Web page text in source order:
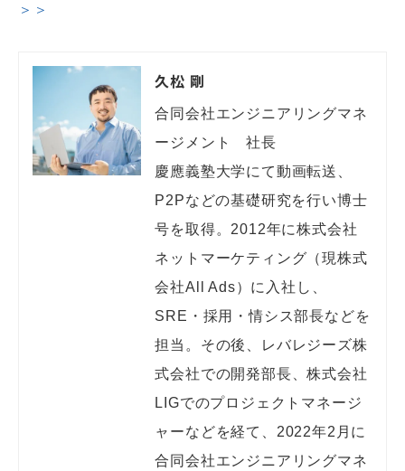
＞＞
久松 剛
合同会社エンジニアリングマネ
ージメント　社長
慶應義塾大学にて動画転送、
P2Pなどの基礎研究を行い博士
号を取得。2012年に株式会社
ネットマーケティング（現株式
会社All Ads）に入社し、
SRE・採用・情シス部長などを
担当。その後、レバレジーズ株
式会社での開発部長、株式会社
LIGでのプロジェクトマネージ
ャーなどを経て、2022年2月に
合同会社エンジニアリングマネ